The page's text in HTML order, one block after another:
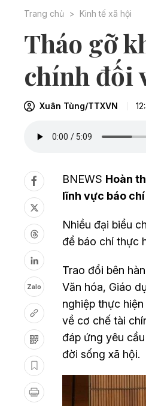
Trang chủ Kinh tế xã hội
Tháo gỡ
chính đối
Xuân Tùng/TTXVN
Zalo
BNEWS Hoàn
lĩnh vực báo
Nhiều đại biểu
để báo chí thực
Trao đổi bên
Văn hóa, Giáo
nghiệp thực
về cơ chế tài
đáp ứng yêu
đời sống xã hội.